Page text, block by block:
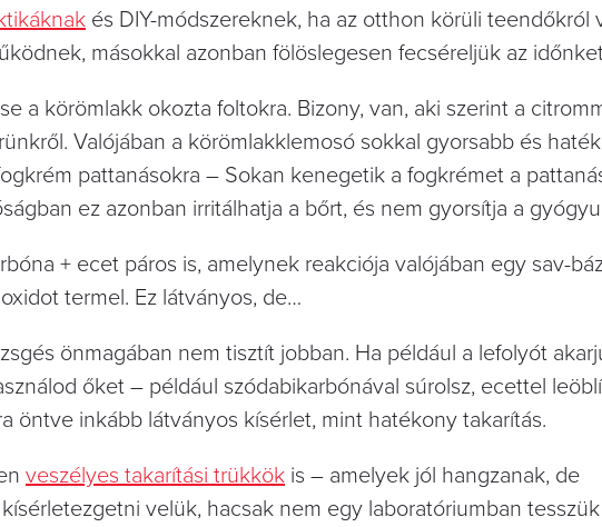
és DIY-módszereknek, ha az otthon körüli teendőkról
másokkal azonban fölöslegesen fecséreljük az
a körömlakk okozta foltokra. Bizony, van, aki szerint a
Valójában a körömlakklemosó sokkal gyorsabb és
pattanásokra – Sokan kenegetik a fogkrémet a
ez azonban irritálhatja a bőrt, és nem gyorsítja a
+ ecet páros is, amelynek reakciója valójában egy sav-
termel. Ez látványos, de…
önmagában nem tisztít jobban. Ha például a lefolyót
őket – például szódabikarbónával súrolsz, ecettel
öntve inkább látványos kísérlet, mint hatékony takarítás.
veszélyes takarítási trükkök is – amelyek jól hangzanak, de
velük, hacsak nem egy laboratóriumban tesszük